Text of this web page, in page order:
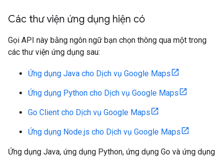
Các thư viện ứng dụng hiện có
Gọi API này bằng ngôn ngữ bạn chọn thông qua một trong
các thư viện ứng dụng sau:
Ứng dụng Java cho Dịch vụ Google Maps
Ứng dụng Python cho Dịch vụ Google Maps
Go Client cho Dịch vụ Google Maps
Ứng dụng Node.js cho Dịch vụ Google Maps
Ứng dụng Java, ứng dụng Python, ứng dụng Go và ứng dụng